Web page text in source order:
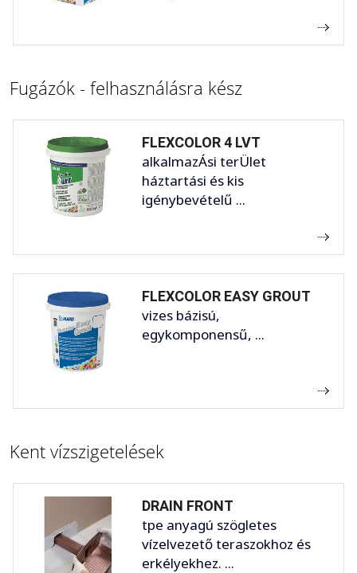
Fugázók - felhasználásra kész
FLEXCOLOR 4 LVT
alkalmazÁsi terÜlet
háztartási és kis
igénybevételű ...
FLEXCOLOR EASY GROUT
vizes bázisú,
egykomponensű, ...
Kent vízszigetelések
DRAIN FRONT
tpe anyagú szögletes
vízelvezető teraszokhoz és
erkélyekhez. ...